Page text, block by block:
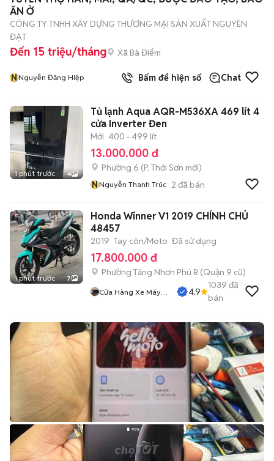
ĂN Ở
CÔNG TY TNHH XÂY DỰNG THƯƠNG MẠI SẢN XUẤT NGUYÊN
ĐẠT
Đến 15 triệu/tháng Xã Bà Điểm
NNguyễn Đăng HIệp Bấm để hiện số Chat
1 phút trước 4
Tủ lạnh Aqua AQR-M536XA 469 lít 4
cửa Inverter Đen
Mới 400 - 499 lít
13.000.000 đ
Phường 6 (P. Thới Sơn mới)
NNguyễn Thanh Trúc 2 đã bán
1 phút trước 7
Honda Winner V1 2019 CHÍNH CHỦ
48457
2019 Tay côn/Moto Đã sử dụng
17.800.000 đ
Phường Tăng Nhơn Phú B (Quận 9 cũ)
Cửa Hàng Xe Máy
4.9
1039 đã
bán